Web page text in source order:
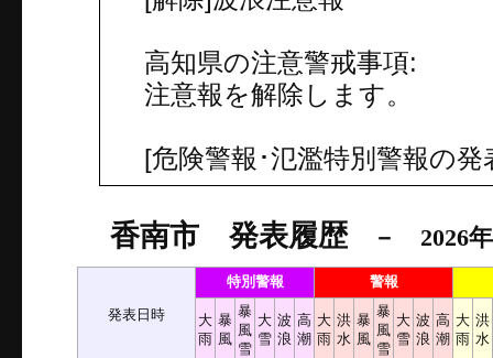
高知県の注意警戒事項:
注意報を解除します。
[危険警報･氾濫特別警報の
香南市 発表履歴－ 2026年8
発表日時
特別警報 警報
大
雨
暴
風
暴
風
雪
大
雪
波
浪
高
潮
大
雨
洪
水
暴
風
暴
風
雪
大
雪
波
浪
高
潮
大
雨
洪
水